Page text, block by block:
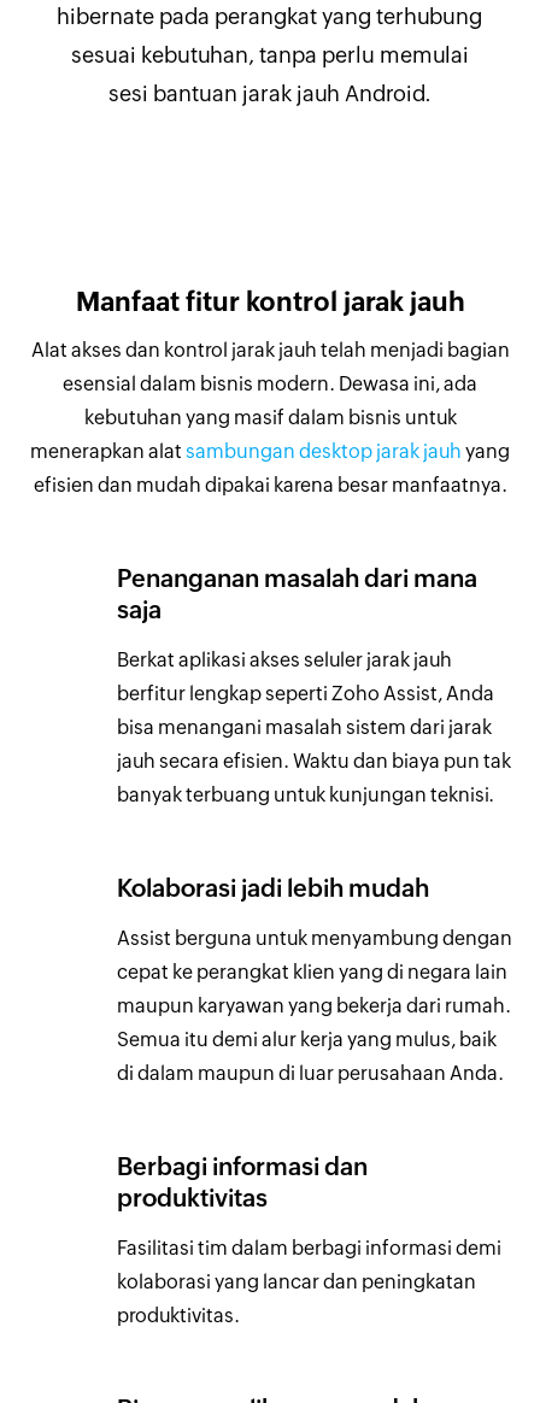
hibernate pada perangkat yang terhubung
sesuai kebutuhan, tanpa perlu memulai
sesi bantuan jarak jauh Android.
Manfaat fitur kontrol jarak jauh
Alat akses dan kontrol jarak jauh telah menjadi bagian
esensial dalam bisnis modern. Dewasa ini, ada
kebutuhan yang masif dalam bisnis untuk
menerapkan alat sambungan desktop jarak jauh yang
efisien dan mudah dipakai karena besar manfaatnya.
Penanganan masalah dari mana
saja
Berkat aplikasi akses seluler jarak jauh
berfitur lengkap seperti Zoho Assist, Anda
bisa menangani masalah sistem dari jarak
jauh secara efisien. Waktu dan biaya pun tak
banyak terbuang untuk kunjungan teknisi.
Kolaborasi jadi lebih mudah
Assist berguna untuk menyambung dengan
cepat ke perangkat klien yang di negara lain
maupun karyawan yang bekerja dari rumah.
Semua itu demi alur kerja yang mulus, baik
di dalam maupun di luar perusahaan Anda.
Berbagi informasi dan
produktivitas
Fasilitasi tim dalam berbagi informasi demi
kolaborasi yang lancar dan peningkatan
produktivitas.